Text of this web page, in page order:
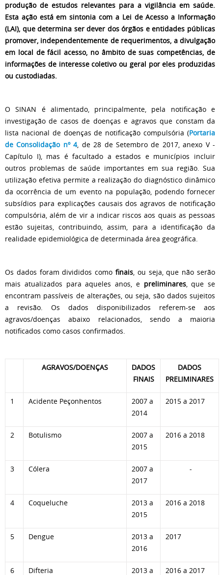
produção de estudos relevantes para a vigilância em saúde.
Esta ação está em sintonia com a Lei de Acesso a Informação
(LAI), que determina ser dever dos órgãos e entidades públicas
promover, independentemente de requerimentos, a divulgação
em local de fácil acesso, no âmbito de suas competências, de
informações de interesse coletivo ou geral por eles produzidas
ou custodiadas.
O SINAN é alimentado, principalmente, pela notificação e
investigação de casos de doenças e agravos que constam da
lista nacional de doenças de notificação compulsória (Portaria
de Consolidação nº 4, de 28 de Setembro de 2017, anexo V -
Capítulo I), mas é facultado a estados e municípios incluir
outros problemas de saúde importantes em sua região. Sua
utilização efetiva permite a realização do diagnóstico dinâmico
da ocorrência de um evento na população, podendo fornecer
subsídios para explicações causais dos agravos de notificação
compulsória, além de vir a indicar riscos aos quais as pessoas
estão sujeitas, contribuindo, assim, para a identificação da
realidade epidemiológica de determinada área geográfica.
Os dados foram divididos como finais, ou seja, que não serão
mais atualizados para aqueles anos, e preliminares, que se
encontram passíveis de alterações, ou seja, são dados sujeitos
a revisão. Os dados disponibilizados referem-se aos
agravos/doenças abaixo relacionados, sendo a maioria
notificados como casos confirmados.
AGRAVOS/DOENÇAS
DADOS
FINAIS
DADOS
PRELIMINARES
1 Acidente Peçonhentos
2007 a
2014
2015 a 2017
2 Botulismo
2007 a
2015
2016 a 2018
3 Cólera
2007 a
2017
-
4 Coqueluche
2013 a
2015
2016 a 2018
5 Dengue
2013 a
2016
2017
6 Difteria 2013 a 2016 a 2017